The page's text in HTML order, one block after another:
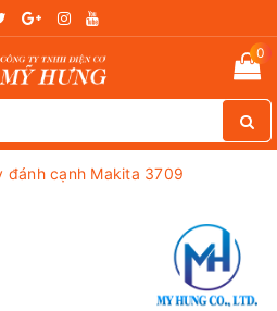
0
đánh cạnh Makita 3709